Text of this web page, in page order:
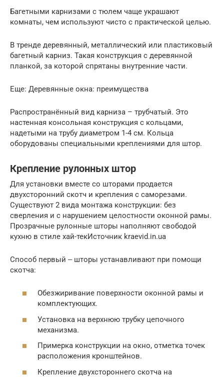
Багетными карнизами с тюлем чаще украшают
комнаты, чем используют чисто с практической целью.
В тренде деревянный, металлический или пластиковый
багетный карниз. Такая конструкция с деревянной
планкой, за которой спрятаны внутренние части.
Еще: Деревянные окна: преимущества
Распространённый вид карниза – трубчатый. Это
настенная консольная конструкция с кольцами,
надетыми на трубу диаметром 1-4 см. Кольца
оборудованы специальными креплениями для штор.
Крепление рулонных штор
Для установки вместе со шторами продается
двухсторонний скотч и крепления с саморезами.
Существуют 2 вида монтажа конструкции: без
сверления и с нарушением целостности оконной рамы.
Прозрачные рулонные шторы наполняют свободой
кухню в стиле хай-текИсточник kraevid.in.ua
Способ первый ‒ шторы устанавливают при помощи
скотча:
Обезжиривание поверхности оконной рамы и
комплектующих.
Установка на верхнюю трубку цепочного
механизма.
Примерка конструкции на окно, отметка точек
расположения кронштейнов.
Крепление двухстороннего скотча на